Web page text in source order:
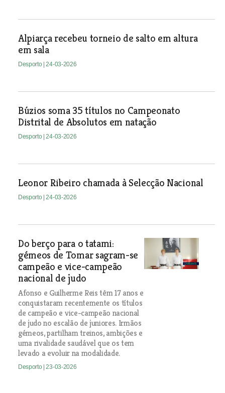
Alpiarça recebeu torneio de salto em altura
em sala
Desporto | 24-03-2026
Búzios soma 35 títulos no Campeonato
Distrital de Absolutos em natação
Desporto | 24-03-2026
Leonor Ribeiro chamada à Selecção Nacional
Desporto | 24-03-2026
Do berço para o tatami:
gémeos de Tomar sagram-se
campeão e vice-campeão
nacional de judo
Afonso e Guilherme Reis têm 17 anos e
conquistaram recentemente os títulos
de campeão e vice-campeão nacional
de judo no escalão de juniores. Irmãos
gémeos, partilham treinos, ambições e
uma rivalidade saudável que os tem
levado a evoluir na modalidade.
Desporto | 23-03-2026